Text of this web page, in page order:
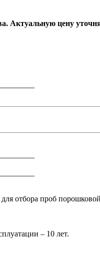
Актуальную цену
для отбора проб
– 10 лет.